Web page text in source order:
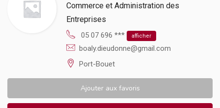
Commerce et Administration des
Entreprises
05 07 696 *** afficher
boaly.dieudonne@gmail.com
Port-Bouet
Ajouter aux favoris